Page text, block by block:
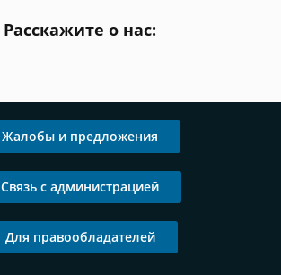
Расскажите о нас:
Жалобы и предложения
Связь с администрацией
Для правообладателей